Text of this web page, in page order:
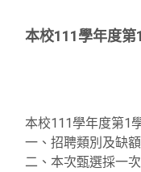
本校111學年度
本校111學年度第1
一、招聘類別及缺
二、本次甄選採一